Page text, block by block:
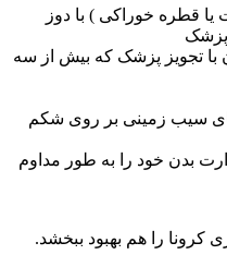
یا قطره خوراکی ) با دوز
پزشک
با تجویز پزشک که بیش از سه
سیب زمینی بر روی شکم
بدن خود را به طور مداوم
کرونا را هم بهبود ببخشد.